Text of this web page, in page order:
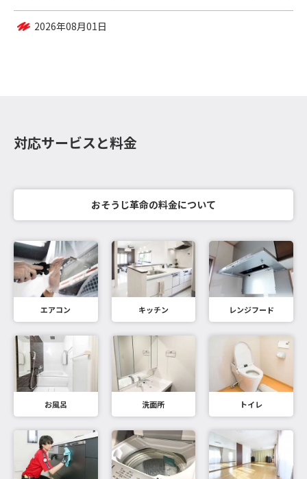
2026年08月01日
対応サービスと料金
おそうじ革命の料金について
エアコン キッチン レンジフード
お風呂 洗面所 トイレ